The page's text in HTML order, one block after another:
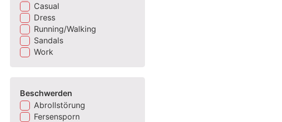
Casual
Dress
Running/Walking
Sandals
Work
Beschwerden
Abrollstörung
Fersensporn